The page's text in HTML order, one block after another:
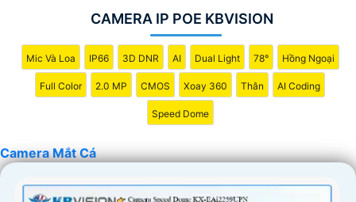
CAMERA IP POE KBVISION
Mic Và Loa IP66 3D DNR AI Dual Light 78° Hồng Ngoại
Full Color 2.0 MP CMOS Xoay 360 Thân AI Coding
Speed Dome
Camera Mắt Cá